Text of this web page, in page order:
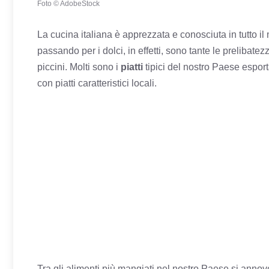
Foto © AdobeStock
La cucina italiana è apprezzata e conosciuta in tutto
passando per i dolci, in effetti, sono tante le
piccini. Molti sono i piatti tipici del nostro Paese
con piatti caratteristici locali.